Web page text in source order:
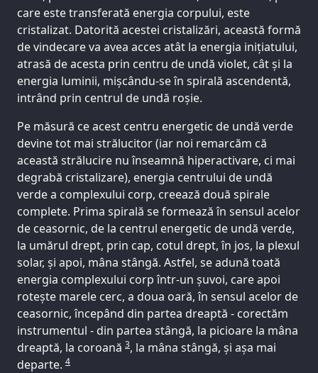
care este transferată energia corpului, este
cristalizat. Datorită acestei cristalizări, această formă
de vindecare va avea acces atât la energia inițiatului,
atrasă de acesta prin centru de undă violet, cât și la
energia luminii, mișcându-se în spirală ascendentă,
intrând prin centrul de undă roșie.
Pe măsură ce acest centru energetic de undă verde
devine tot mai strălucitor (iar noi remarcăm că
această strălucire nu înseamnă hiperactivare, ci mai
degrabă cristalizare), energia centrului de undă
verde a complexului corp, creează două spirale
complete. Prima spirală se formează în sensul acelor
de ceasornic, de la centrul energetic de undă verde,
la umărul drept, prin cap, cotul drept, în jos, la plexul
solar, și apoi, mâna stângă. Astfel, se adună toată
energia complexului corp într-un șuvoi, care apoi
rotește marele cerc, a doua oară, în sensul acelor de
ceasornic, începând din partea dreaptă - corectăm
instrumentul - din partea stângă, la picioare la mâna
dreaptă, la coroană 3, la mâna stângă, și așa mai
departe. 4